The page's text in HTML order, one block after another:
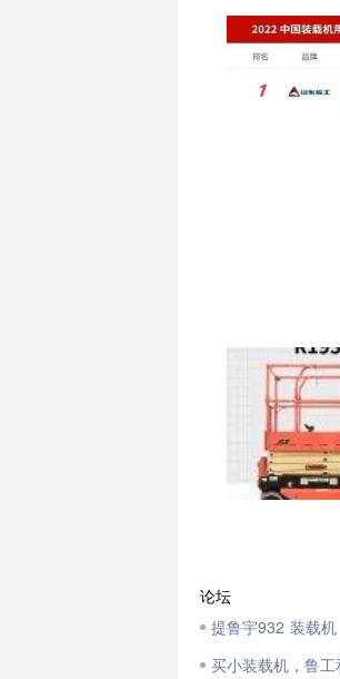
论坛
提鲁宇932 装载机
买小装载机，鲁